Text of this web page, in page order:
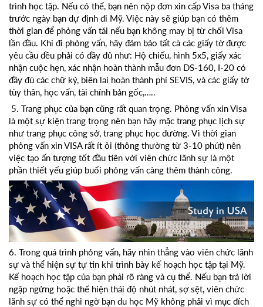
trình học tập. Nếu có thể, bạn nên nộp đơn xin cấp Visa ba tháng
trước ngày bạn dự định đi Mỹ. Việc này sẽ giúp bạn có thêm
thời gian để phỏng vấn tái nếu bạn không may bị từ chối Visa
lần đầu. Khi đi phỏng vấn, hãy đảm bảo tất cà các giấy tờ được
yêu cầu đều phải có đầy đủ như: Hộ chiếu, hình 5x5, giấy xác
nhận cuộc hẹn, xác nhận hoàn thành mẫu đơn DS-160, I-20 có
đầy đủ các chữ ký, biên lai hoàn thành phí SEVIS, và các giấy tờ
tùy thân, học vấn, tài chính bản gốc,…..
5. Trang phục của bạn cũng rất quan trọng. Phỏng vấn xin Visa
là một sự kiện trang trọng nên bạn hãy mặc trang phục lịch sự
như trang phục công sở, trang phục học đường. Vì thời gian
phỏng vấn xin VISA rất ít ỏi (thông thường từ 3-10 phút) nên
việc tạo ấn tượng tốt đầu tiên với viên chức lãnh sự là một
phần thiết yếu giúp buổi phỏng vấn càng thêm thành công.
6. Trong quá trình phỏng vấn, hãy nhìn thẳng vào viên chức lãnh
sự và thể hiện sự tự tin khi trình bày kế hoạch học tập tại Mỹ.
Kế hoạch học tập của bạn phải rõ ràng và cụ thể. Nếu bạn trả lời
ngập ngửng hoặc thể hiện thái độ nhút nhát, sợ sệt, viên chức
lãnh sự có thể nghi ngờ bạn du học Mỹ không phải vì mục đích